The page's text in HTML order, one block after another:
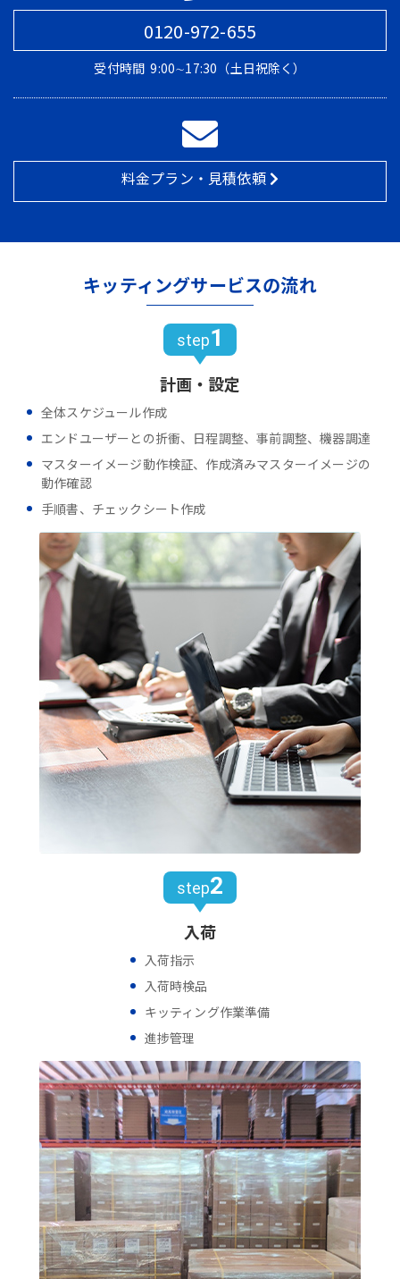
0120-972-655
受付時間 9:00∼17:30（土日祝除く）
料金プラン・見積依頼
キッティングサービスの流れ
step1
計画・設定
全体スケジュール作成
エンドユーザーとの折衝、日程調整、事前調整、機器調達
マスターイメージ動作検証、作成済みマスターイメージの
動作確認
手順書、チェックシート作成
step2
入荷
入荷指示
入荷時検品
キッティング作業準備
進捗管理